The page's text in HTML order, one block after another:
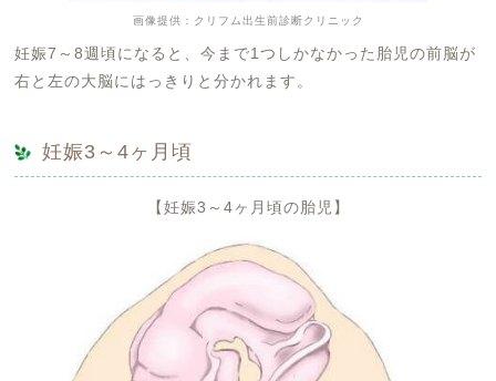
画像提供：クリフム出生前診断クリニック
妊娠7～8週頃になると、今まで1つしかなかった胎児の前脳が
右と左の大脳にはっきりと分かれます。
妊娠3～4ヶ月頃
【妊娠3～4ヶ月頃の胎児】